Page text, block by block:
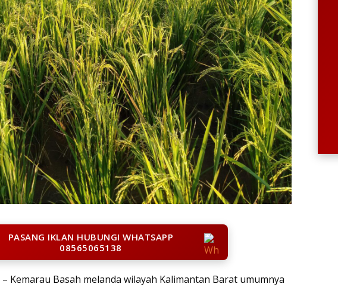
PASANG IKLAN HUBUNGI WHATSAPP
08565065138
Kemarau Basah melanda wilayah Kalimantan Barat umumnya